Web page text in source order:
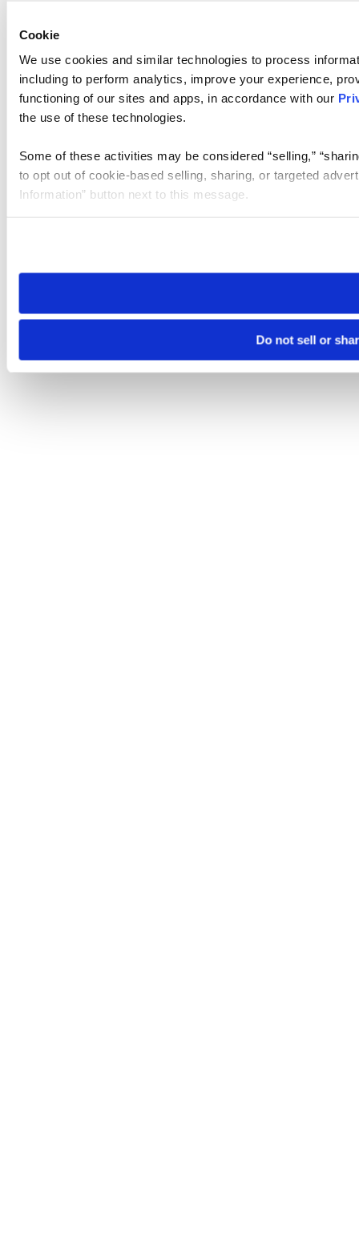
Cookie
We use cookies and similar technologies to process
including to perform analytics, improve your experience,
functioning of our sites and apps, in accordance with our
the use of these technologies.
Some of these activities may be considered “selling,”
to opt out of cookie-based selling, sharing, or targeted
Information” button next to this message.
need to be set again.
Do not sell or